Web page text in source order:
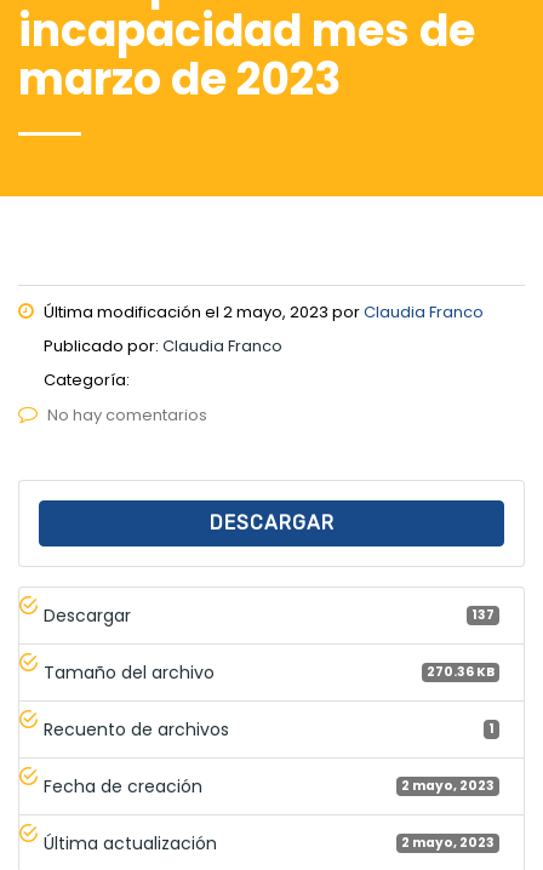
incapacidad mes de
marzo de 2023
Última modificación el 2 mayo, 2023 porClaudia Franco
Publicado por: Claudia Franco
Categoría:
No hay comentarios
DESCARGAR
Descargar 137
Tamaño del archivo 270.36 KB
Recuento de archivos 1
Fecha de creación 2 mayo, 2023
Última actualización 2 mayo, 2023